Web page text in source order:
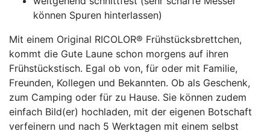
können Spuren hinterlassen)
Mit einem Original RICOLOR® Frühstücksbrettchen,
kommt die Gute Laune schon morgens auf ihren
Frühstückstisch. Egal ob von, für oder mit Familie,
Freunden, Kollegen und Bekannten. Ob als Geschenk,
zum Camping oder für zu Hause. Sie können zudem
einfach Bild(er) hochladen, mit der eigenen Botschaft
verfeinern und nach 5 Werktagen mit einem selbst